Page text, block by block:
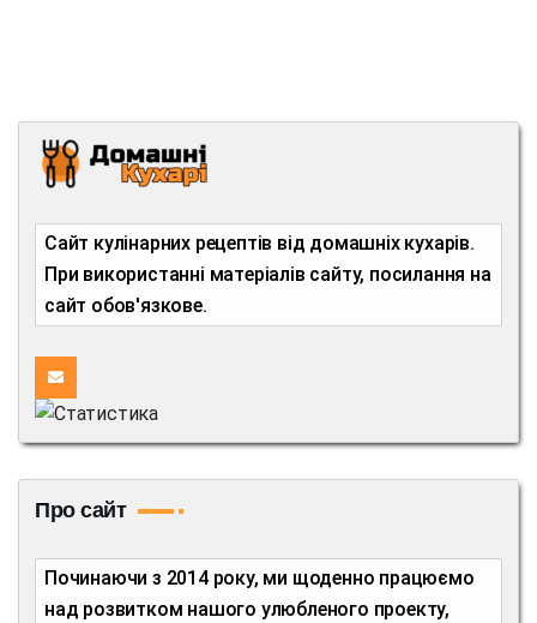
Сайт кулінарних рецептів від домашніх кухарів.
При використанні матеріалів сайту, посилання на
сайт обов'язкове.
Про сайт
Починаючи з 2014 року, ми щоденно працюємо
над розвитком нашого улюбленого проекту,